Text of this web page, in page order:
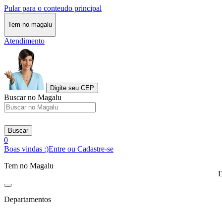
Pular para o conteudo principal
Tem no magalu
Atendimento
Digite seu CEP
Buscar no Magalu
Buscar
0
Boas vindas :)Entre ou Cadastre-se
Tem no Magalu
Departamentos